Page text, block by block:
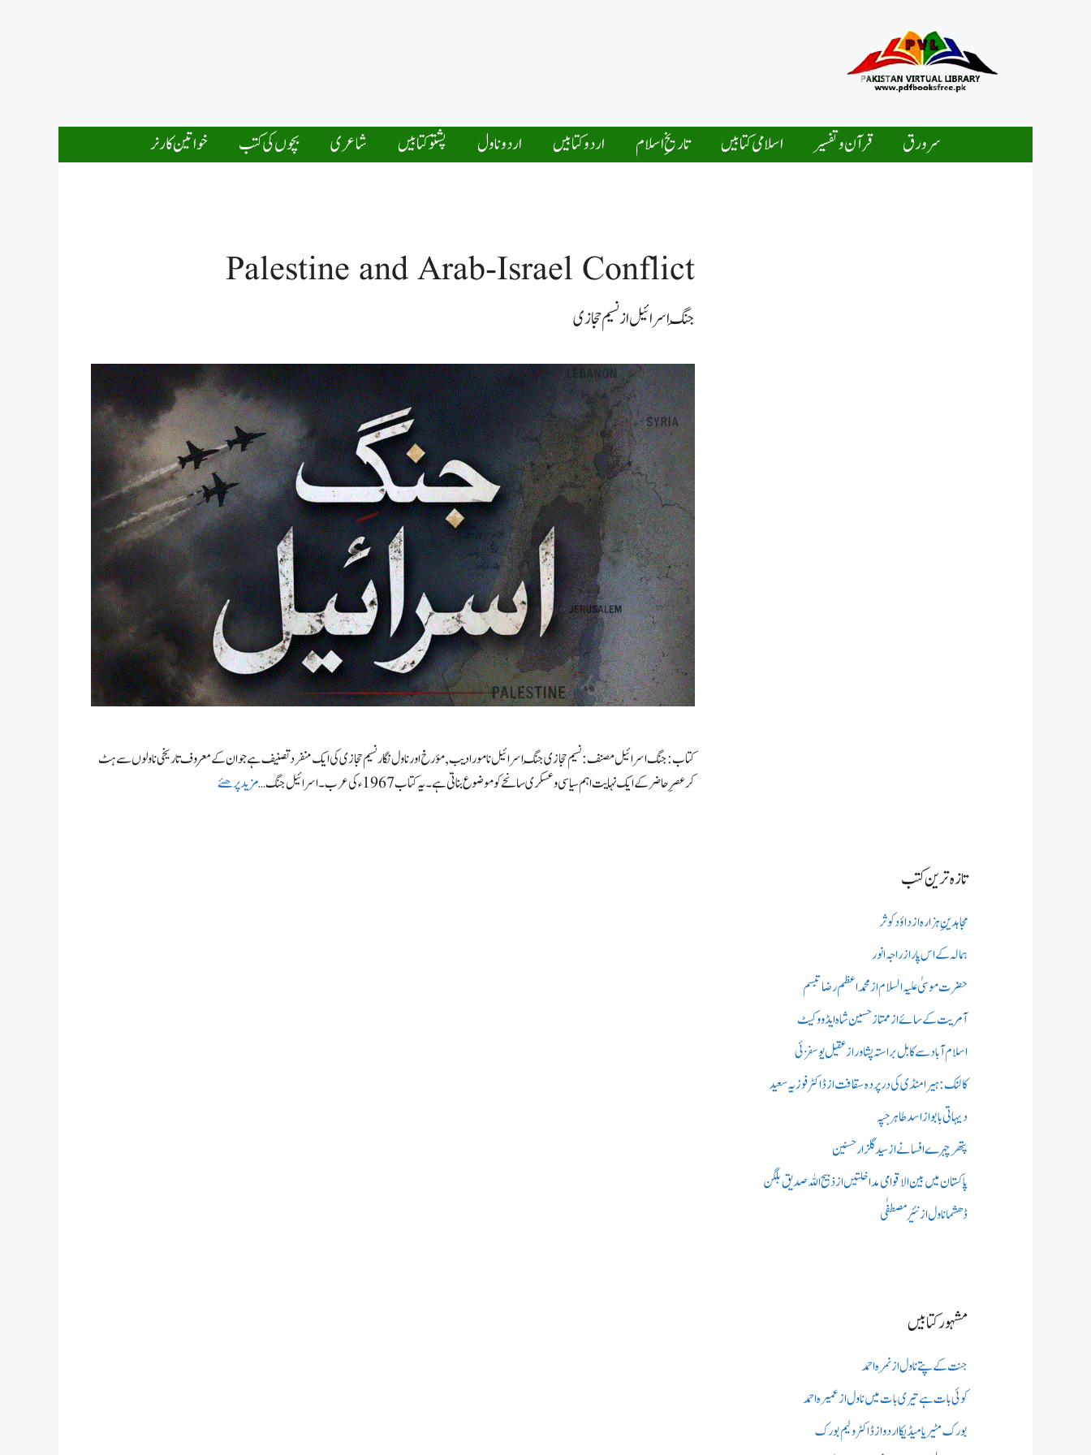
سرورق قرآن و تفسیر اسلامی کتابیں تاریخِ اسلام اردو کتابیں اردو ناول پشتو کتابیں شاعری بچوں کی کتب خواتین کارنر
Palestine and Arab-Israel Conflict
جنگِ اسرائیل از نسیم حجازی
کتاب: جنگ اسرائیل مصنف: نسیم حجازی جنگِ اسرائیل نامور ادیب, مؤرخ اور ناول نگار نسیم حجازی کی ایک منفرد تصنیف ہے جو ان کے معروف تاریخی ناولوں سے ہٹ
کر عصرِ حاضر کے ایک نہایت اہم سیاسی و عسکری سانحے کو موضوع بناتی ہے۔ یہ کتاب 1967ء کی عرب۔اسرائیل جنگ …
مزید پرھئے
تازہ ترین کتب
مجاہدینِ ہزارہ از داؤد کوثر
ہمالہ کے اس پار از راجہ انور
حضرت موسیٰ علیہ السلام از محمد اعظم رضا تبسم
آمریت کے سائے از ممتاز حسین شاہ ایڈووکیٹ
اسلام آباد سے کابل براستہ پشاور از عقیل یوسفزئی
کالنک: ہیرا منڈی کی در پردہ سقافت از ڈاکٹر فوزیہ سعید
دیہاتی بابو از اسد طاہر جپہ
پتھر چہرے افسانے از سید گلزار حسنین
پاکستان میں بین الاقوامی مداخلتیں از ذبیح اللہ صدیق بلگن
ڈھشما ناول از نئیر مصطفٰی
مشہور کتابیں
جنت کے پتے ناول از نمرہ احمد
کوئی بات ہے تیری بات میں ناول از عمیرہ احمد
بورک مٹیریا میڈیکااردو از ڈاکٹر ولیم بورک